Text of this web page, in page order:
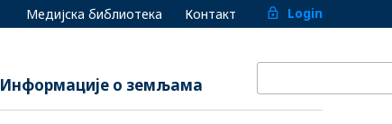
Медијска библиотека Контакт Login
Информације о земљама